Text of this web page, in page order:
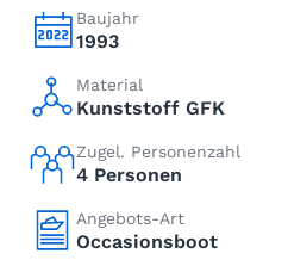
Baujahr
1993
Material
Kunststoff GFK
Zugel. Personenzahl
4 Personen
Angebots-Art
Occasionsboot